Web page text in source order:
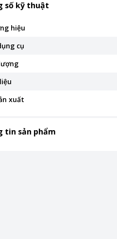
số kỹ thuật
hiệu
cụ
xuất
tin sản phẩm